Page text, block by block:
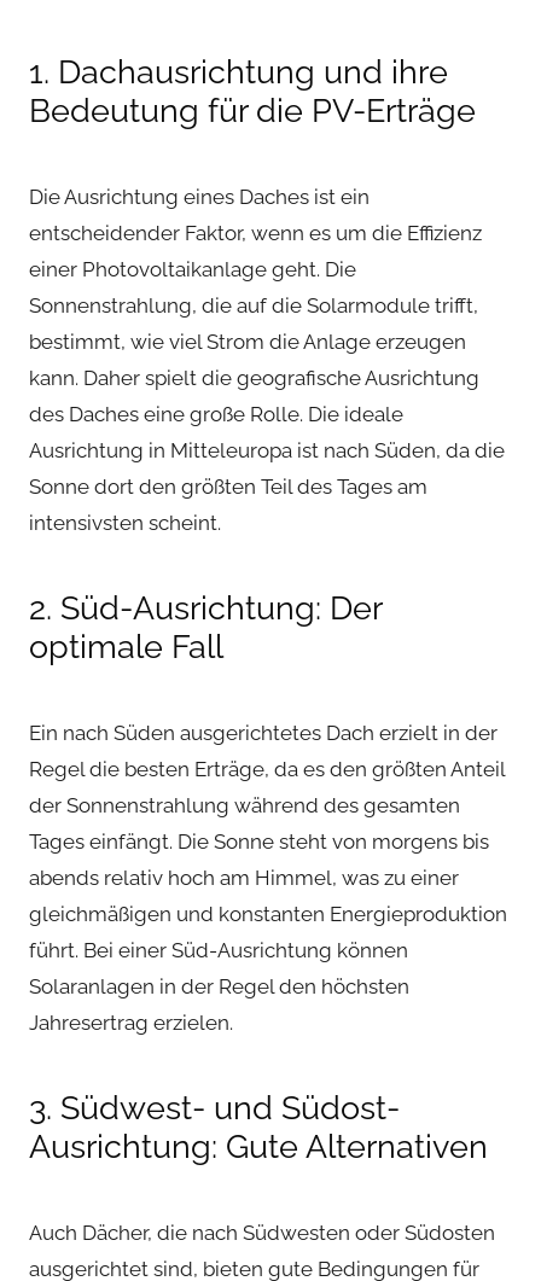
1. Dachausrichtung und ihre
Bedeutung für die PV-Erträge
Die Ausrichtung eines Daches ist ein
entscheidender Faktor, wenn es um die Effizienz
einer Photovoltaikanlage geht. Die
Sonnenstrahlung, die auf die Solarmodule trifft,
bestimmt, wie viel Strom die Anlage erzeugen
kann. Daher spielt die geografische Ausrichtung
des Daches eine große Rolle. Die ideale
Ausrichtung in Mitteleuropa ist nach Süden, da die
Sonne dort den größten Teil des Tages am
intensivsten scheint.
2. Süd-Ausrichtung: Der
optimale Fall
Ein nach Süden ausgerichtetes Dach erzielt in der
Regel die besten Erträge, da es den größten Anteil
der Sonnenstrahlung während des gesamten
Tages einfängt. Die Sonne steht von morgens bis
abends relativ hoch am Himmel, was zu einer
gleichmäßigen und konstanten Energieproduktion
führt. Bei einer Süd-Ausrichtung können
Solaranlagen in der Regel den höchsten
Jahresertrag erzielen.
3. Südwest- und Südost-
Ausrichtung: Gute Alternativen
Auch Dächer, die nach Südwesten oder Südosten
ausgerichtet sind, bieten gute Bedingungen für